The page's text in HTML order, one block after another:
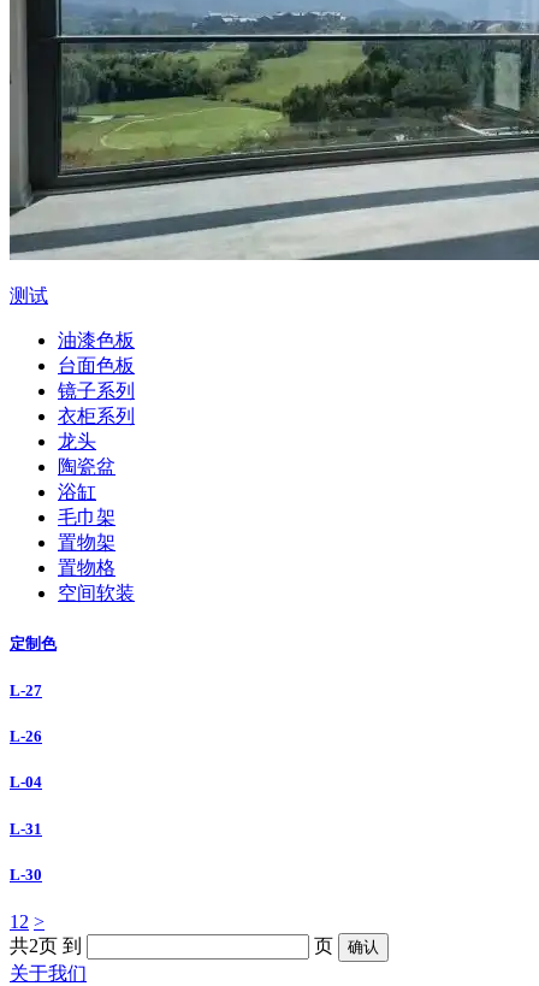
测试
油漆色板
台面色板
镜子系列
衣柜系列
龙头
陶瓷盆
浴缸
毛巾架
置物架
置物格
空间软装
定制色
L-27
L-26
L-04
L-31
L-30
1 2 >
共2页 到
页
关于我们